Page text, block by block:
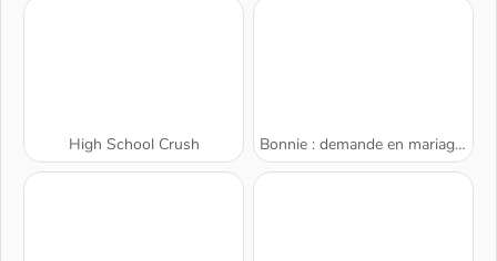
High School Crush Bonnie : demande en mariage surprise